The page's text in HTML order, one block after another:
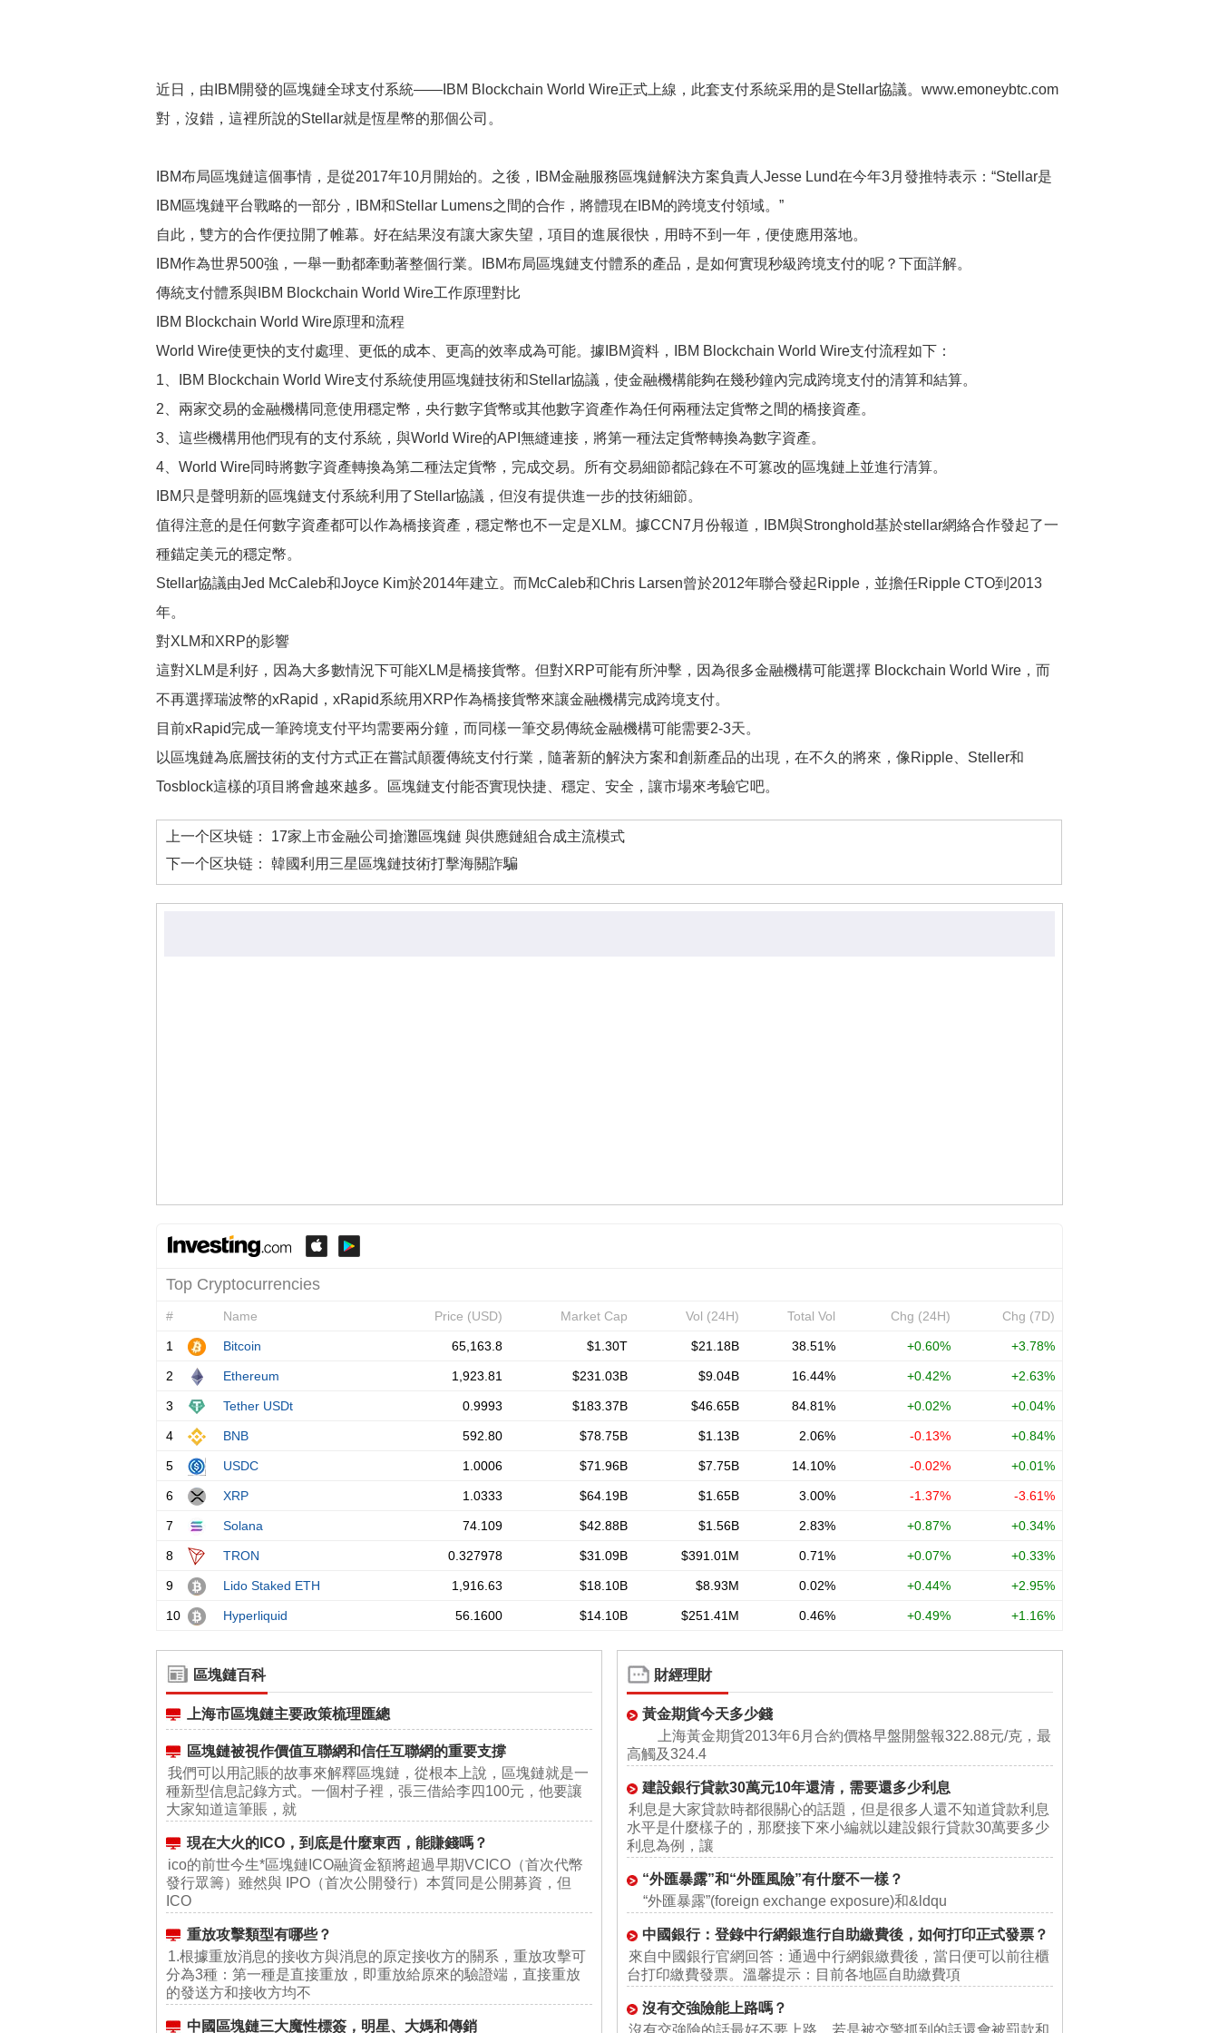
近日，由IBM開發的區塊鏈全球支付系統——IBM Blockchain World Wire正式上線，此套支付系統采用的是Stellar協議。www.emoneybtc.com
對，沒錯，這裡所說的Stellar就是恆星幣的那個公司。
IBM布局區塊鏈這個事情，是從2017年10月開始的。之後，IBM金融服務區塊鏈解決方案負責人Jesse Lund在今年3月發推特表示：“Stellar是
IBM區塊鏈平台戰略的一部分，IBM和Stellar Lumens之間的合作，將體現在IBM的跨境支付領域。”
自此，雙方的合作便拉開了帷幕。好在結果沒有讓大家失望，項目的進展很快，用時不到一年，便使應用落地。
IBM作為世界500強，一舉一動都牽動著整個行業。IBM布局區塊鏈支付體系的產品，是如何實現秒級跨境支付的呢？下面詳解。
傳統支付體系與IBM Blockchain World Wire工作原理對比
IBM Blockchain World Wire原理和流程
World Wire使更快的支付處理、更低的成本、更高的效率成為可能。據IBM資料，IBM Blockchain World Wire支付流程如下：
1、IBM Blockchain World Wire支付系統使用區塊鏈技術和Stellar協議，使金融機構能夠在幾秒鐘內完成跨境支付的清算和結算。
2、兩家交易的金融機構同意使用穩定幣，央行數字貨幣或其他數字資產作為任何兩種法定貨幣之間的橋接資產。
3、這些機構用他們現有的支付系統，與World Wire的API無縫連接，將第一種法定貨幣轉換為數字資產。
4、World Wire同時將數字資產轉換為第二種法定貨幣，完成交易。所有交易細節都記錄在不可篡改的區塊鏈上並進行清算。
IBM只是聲明新的區塊鏈支付系統利用了Stellar協議，但沒有提供進一步的技術細節。
值得注意的是任何數字資產都可以作為橋接資產，穩定幣也不一定是XLM。據CCN7月份報道，IBM與Stronghold基於stellar網絡合作發起了一
種錨定美元的穩定幣。
Stellar協議由Jed McCaleb和Joyce Kim於2014年建立。而McCaleb和Chris Larsen曾於2012年聯合發起Ripple，並擔任Ripple CTO到2013
年。
對XLM和XRP的影響
這對XLM是利好，因為大多數情況下可能XLM是橋接貨幣。但對XRP可能有所沖擊，因為很多金融機構可能選擇 Blockchain World Wire，而
不再選擇瑞波幣的xRapid，xRapid系統用XRP作為橋接貨幣來讓金融機構完成跨境支付。
目前xRapid完成一筆跨境支付平均需要兩分鐘，而同樣一筆交易傳統金融機構可能需要2-3天。
以區塊鏈為底層技術的支付方式正在嘗試顛覆傳統支付行業，隨著新的解決方案和創新產品的出現，在不久的將來，像Ripple、Steller和
Tosblock這樣的項目將會越來越多。區塊鏈支付能否實現快捷、穩定、安全，讓市場來考驗它吧。
上一个区块链： 17家上市金融公司搶灘區塊鏈 與供應鏈組合成主流模式
下一个区块链： 韓國利用三星區塊鏈技術打擊海關詐騙
區塊鏈百科
上海市區塊鏈主要政策梳理匯總
區塊鏈被視作價值互聯網和信任互聯網的重要支撐
我們可以用記賬的故事來解釋區塊鏈，從根本上說，區塊鏈就是一
種新型信息記錄方式。一個村子裡，張三借給李四100元，他要讓
大家知道這筆賬，就
現在大火的ICO，到底是什麼東西，能賺錢嗎？
ico的前世今生*區塊鏈ICO融資金額將超過早期VCICO（首次代幣
發行眾籌）雖然與 IPO（首次公開發行）本質同是公開募資，但
ICO
重放攻擊類型有哪些？
1.根據重放消息的接收方與消息的原定接收方的關系，重放攻擊可
分為3種：第一種是直接重放，即重放給原來的驗證端，直接重放
的發送方和接收方均不
中國區塊鏈三大魔性標簽，明星、大媽和傳銷
財經理財
黃金期貨今天多少錢
上海黃金期貨2013年6月合約價格早盤開盤報322.88元/克，最
高觸及324.4
建設銀行貸款30萬元10年還清，需要還多少利息
利息是大家貸款時都很關心的話題，但是很多人還不知道貸款利息
水平是什麼樣子的，那麼接下來小編就以建設銀行貸款30萬要多少
利息為例，讓
“外匯暴露”和“外匯風險”有什麼不一樣？
“外匯暴露”(foreign exchange exposure)和&ldqu
中國銀行：登錄中行網銀進行自助繳費後，如何打印正式發票？
來自中國銀行官網回答：通過中行網銀繳費後，當日便可以前往櫃
台打印繳費發票。溫馨提示：目前各地區自助繳費項
沒有交強險能上路嗎？
沒有交強險的話最好不要上路，若是被交警抓到的話還會被罰款和